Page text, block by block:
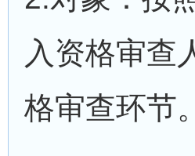
入资格审查
格审查环节。